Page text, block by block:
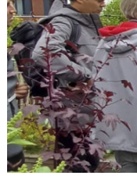
O projeto GoGreen
pretende ser uma